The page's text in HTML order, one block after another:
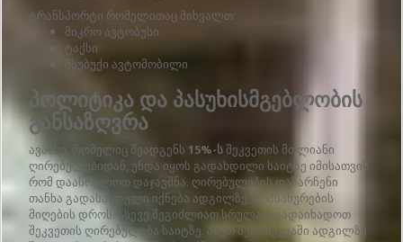
ტრანსპორტი რომელითაც მიხვალთ:
მიკრო ავტობუსი
ტაქსი
მსუბუქი ავტომობილი
პოლიტიკა და პასუხისმგებლობის
განსაზღვრა
ავანსი, რომელიც შეადგენს 15%-სშეკვეთის მთლიანი
ღირებულებიდან, უნდა იყოს გადახდილი საიტზე იმისათვის
რომ დაასრულოთ დაჯავშნა. ღირებულების დანარჩენი
თანხა გადასახდელი იქნება ადგილზე, მომსახურების
მიღების დროს. ასევე შეგიძლიათ სრულად გადაიხადოთ
შეკვეთის ღირებულება საიტზე. ასეთ შემთხვევაში ადგილზე